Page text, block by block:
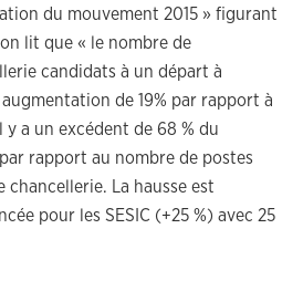
du mouvement 2015 » figurant
lit que « le nombre de
candidats à un départ à
augmentation de 19% par rapport à
y a un excédent de 68 % du
rapport au nombre de postes
chancellerie. La hausse est
pour les SESIC (+25 %) avec 25